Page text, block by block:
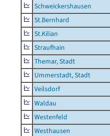
Schweickershausen
St.Bernhard
St.Kilian
Straufhain
Themar, Stadt
Ummerstadt, Stadt
Veilsdorf
Waldau
Westenfeld
Westhausen